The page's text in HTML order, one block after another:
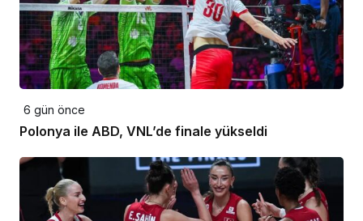
6 gün önce
Polonya ile ABD, VNL’de finale yükseldi